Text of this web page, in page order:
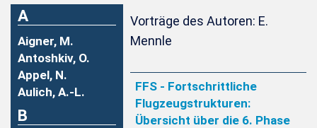
A
Aigner, M.
Antoshkiv, O.
Appel, N.
Aulich, A.-L.
B
Vorträge des Autoren: E.
Mennle
FFS - Fortschrittliche
Flugzeugstrukturen:
Übersicht über die 6. Phase